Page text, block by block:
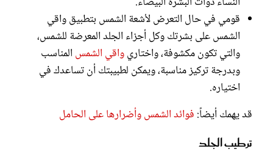
قومي في حال التعرض لأشعة الشمس بتطبيق واقي
الشمس على بشرتك وكل أجزاء الجلد المعرضة للشمس،
والتي تكون مكشوفة، واختاريواقي الشمس المناسب
وبدرجة تركيز مناسبة، ويمكن لطبيبتك أن تساعدك في
اختياره.
قد يهمك أيضاً: فوائد الشمس وأضرارها على الحامل
ترطيب الجلد